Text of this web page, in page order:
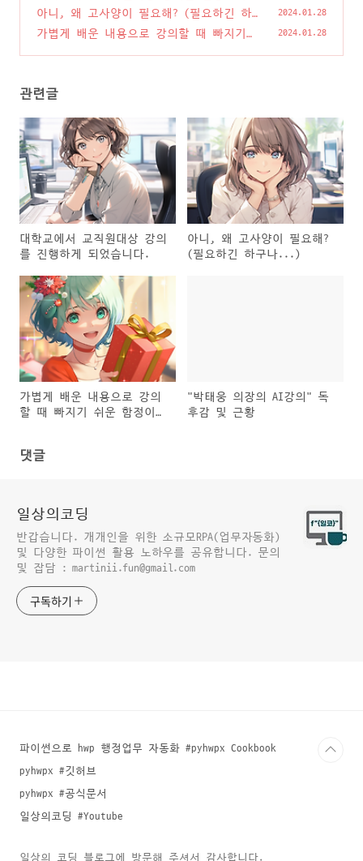
되었습니다.
(2)
아니, 왜 고사양이 필요해? (필요하긴 하
구나...)
(0)
2024.01.28
가볍게 배운 내용으로 강의할 때 빠지기
2024.01.28
관련글
대학교에서 교직원대상 강의
를 진행하게 되었습니다.
아니, 왜 고사양이 필요해?
(필요하긴 하구나...)
가볍게 배운 내용으로 강의
할 때 빠지기 쉬운 함정이랄
"박태웅 의장의 AI강의" 독
후감 및 근황
댓글
일상의코딩
반갑습니다. 개개인을 위한 소규모RPA(업무자동화)
및 다양한 파이썬 활용 노하우를 공유합니다. 문의
및 잡담 : martinii.fun@gmail.com
구독하기
파이썬으로 hwp 행정업무 자동화 #pyhwpx Cookbook
pyhwpx #깃허브
pyhwpx #공식문서
일상의코딩 #Youtube
일상의 코딩 블로그에 방문해 주셔서 감사합니다.